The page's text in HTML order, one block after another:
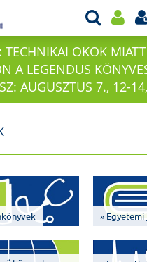
TECHNIKAI OKOK
A LEGENDUS
AUGUSZTUS 7., 12-
»